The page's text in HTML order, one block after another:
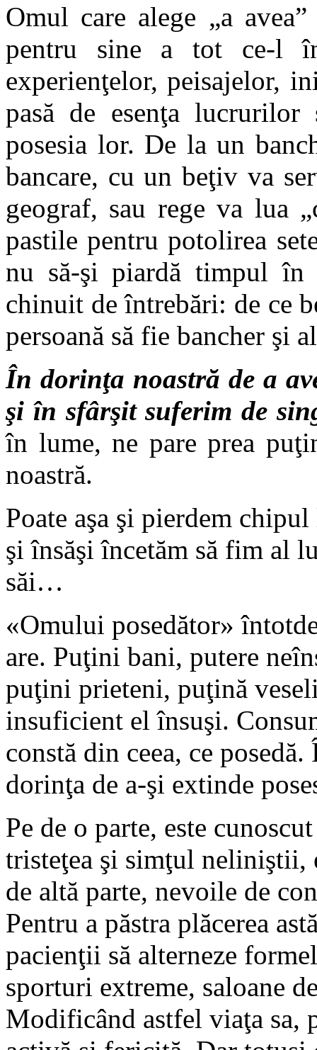
Omul care alege „a
pentru sine a tot ce-l
experienţelor, peisajelor,
pasă de esenţa
posesia lor. De la un
bancare, cu un beţiv va
geograf, sau rege va lua
pastile pentru potolirea
nu să-şi piardă timpul în
chinuit de întrebări: de ce
persoană să fie bancher şi
În dorinţa noastră de a
şi în sfârşit suferim de
în lume, ne pare prea
noastră.
Poate aşa şi pierdem
şi însăşi încetăm să fim al
săi…
«Omului posedător»
are. Puţini bani, putere
puţini prieteni, puţină
insuficient el însuşi.
constă din ceea, ce
dorinţa de a-şi extinde
Pe de o parte, este
tristeţea şi simţul neliniştii,
de altă parte, nevoile de
Pentru a păstra plăcerea
pacienţii să alterneze
sporturi extreme, saloane
Modificând astfel viaţa sa,